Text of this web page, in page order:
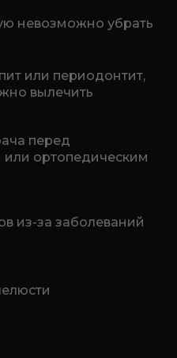
невозможно убрать
или периодонтит,
вылечить
перед
ортопедическим
из-за заболеваний